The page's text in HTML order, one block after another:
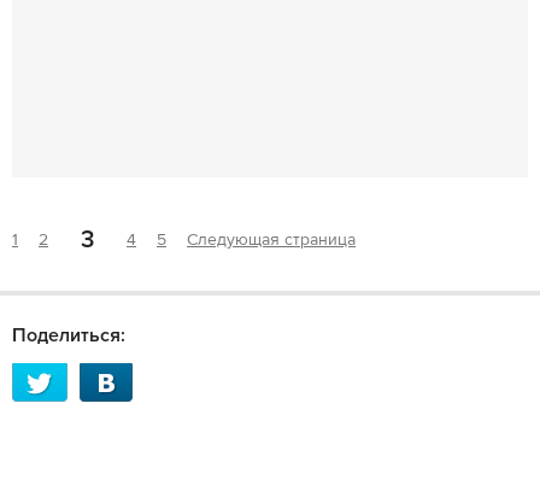
1 2 3 4 5 Следующая страница
Поделиться: